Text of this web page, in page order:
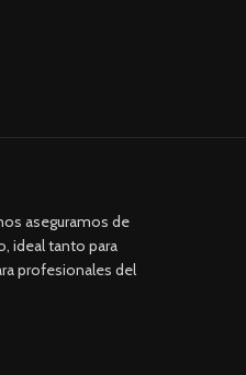
aseguramos de
ideal tanto para
profesionales del